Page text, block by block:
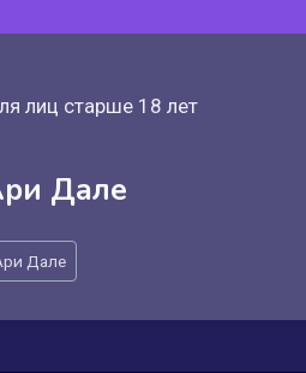
лиц старше 18 лет
Дале
Дале